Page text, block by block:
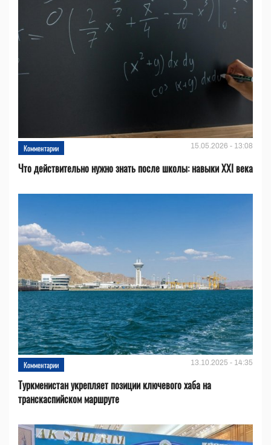
Комментарии 15.05.2026 - 13:08
Что действительно нужно знать после школы: навыки XXI века
Комментарии 13.10.2025 - 14:35
Туркменистан укрепляет позиции ключевого хаба на
транскаспийском маршруте